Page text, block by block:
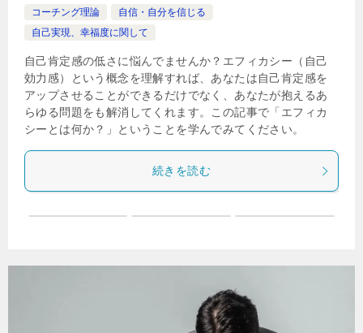
コーチング理論
自信・自分を信じる
自己実現、幸福度に関して
自己肯定感の低さに悩んでませんか？エフィカシー（自己
効力感）という概念を理解すれば、あなたは自己肯定感を
アップさせることができるだけでなく、あなたが抱えるあ
らゆる問題をも解消してくれます。この記事で「エフィカ
シーとは何か？」ということを学んでみてください。
続きを読む